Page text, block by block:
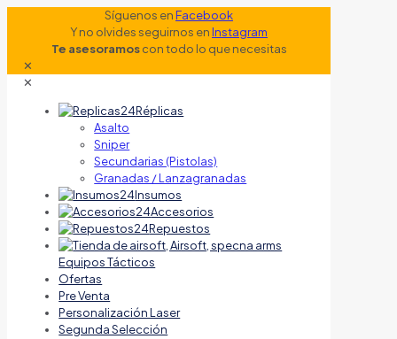
Síguenos enFacebook
Y no olvides seguirnos enInstagram
Te asesoramoscon todo lo que necesitas
✕
✕
Réplicas
Asalto
Sniper
Secundarias (Pistolas)
Granadas / Lanzagranadas
Insumos
Accesorios
Repuestos
Equipos Tácticos
Ofertas
Pre Venta
Personalización Laser
Segunda Selección